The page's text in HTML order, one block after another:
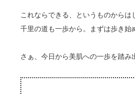
これならできる、というものから
千里の道も一歩から。まずは歩き
さぁ、今日から美肌への一歩を踏み